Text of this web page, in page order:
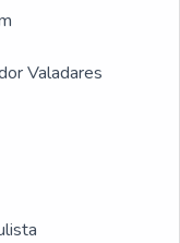
Valadares